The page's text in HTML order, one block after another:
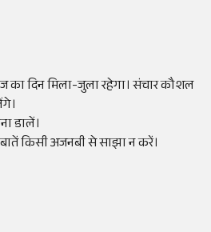
का दिन मिला-जुला रहेगा। संचार कौशल
डालें।
किसी अजनबी से साझा न करें।